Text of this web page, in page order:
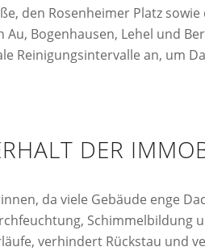
den Rosenheimer Platz
Bogenhausen, Lehel und
Reinigungsintervalle an, um
DER
da viele Gebäude enge
Schimmelbildung
verhindert Rückstau und